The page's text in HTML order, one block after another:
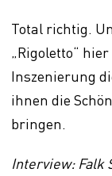
Total richtig.
„Rigoletto“
Inszenierung
ihnen die
bringen.
Interview: Falk